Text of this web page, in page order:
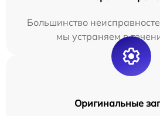
Большинство
мы устраняем в
Оригинальные